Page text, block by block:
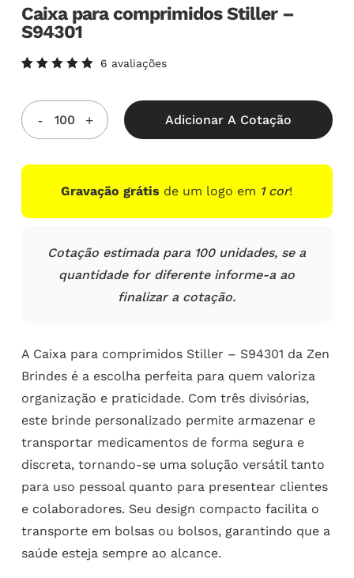
Caixa para comprimidos Stiller –
S94301
5.00de
5, com
baseado
em
clientes
6 avaliações
Adicionar A Cotação
Gravação grátis de um logo em 1 cor!
Cotação estimada para 100 unidades, se a
quantidade for diferente informe-a ao
finalizar a cotação.
A Caixa para comprimidos Stiller – S94301 da Zen
Brindes é a escolha perfeita para quem valoriza
organização e praticidade. Com três divisórias,
este brinde personalizado permite armazenar e
transportar medicamentos de forma segura e
discreta, tornando-se uma solução versátil tanto
para uso pessoal quanto para presentear clientes
e colaboradores. Seu design compacto facilita o
transporte em bolsas ou bolsos, garantindo que a
saúde esteja sempre ao alcance.